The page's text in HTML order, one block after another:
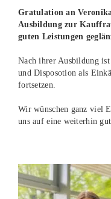
Gratulation an
Ausbildung zur
guten Leistungen
Nach ihrer Ausbildung
und Disposotion als
fortsetzen.
Wir wünschen ganz viel
uns auf eine weiterhin